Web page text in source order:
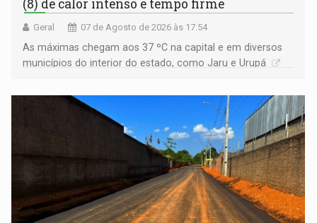
(8) de calor intenso e tempo firme
Geral 07 de Agosto de 2026 às 17:54
As máximas chegam aos 37 ºC na capital e em diversos
municípios do interior do estado, como Jaru e Urupá